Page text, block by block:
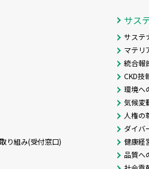
り組み(受付窓口)
サス
サステ
マテリ
統合報
CKD技
環境へ
気候変
人権の
ダイバ
健康経
品質へ